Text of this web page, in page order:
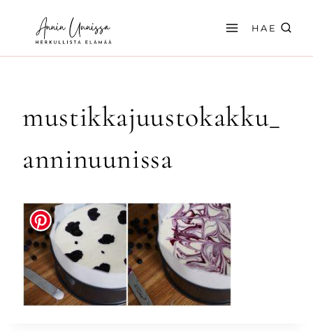
sisältöön
HAE
mustikkajuustokakku_
anninuunissa